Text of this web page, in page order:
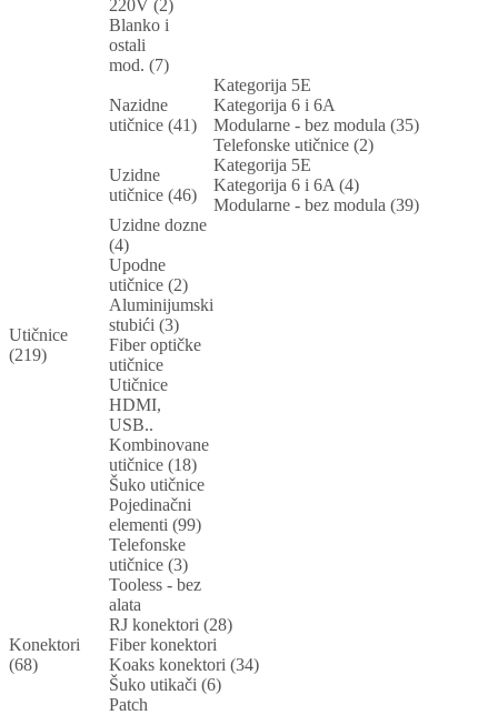
220V (2)
Blanko i
ostali
mod. (7)
Utičnice
(219)
Nazidne
utičnice (41)
Kategorija 5E
Kategorija 6 i 6A
Modularne - bez modula (35)
Telefonske utičnice (2)
Uzidne
utičnice (46)
Kategorija 5E
Kategorija 6 i 6A (4)
Modularne - bez modula (39)
Uzidne dozne
(4)
Upodne
utičnice (2)
Aluminijumski
stubići (3)
Fiber optičke
utičnice
Utičnice
HDMI,
USB..
Kombinovane
utičnice (18)
Šuko utičnice
Pojedinačni
elementi (99)
Telefonske
utičnice (3)
Tooless - bez
alata
Konektori
(68)
RJ konektori (28)
Fiber konektori
Koaks konektori (34)
Šuko utikači (6)
Patch